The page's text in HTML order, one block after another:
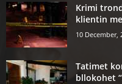
Krimi
klientin
10 December,
Tatimet
bllokohet